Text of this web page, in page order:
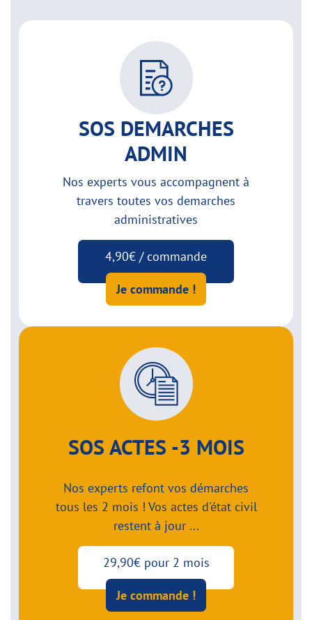
SOS DEMARCHES
ADMIN
Nos experts vous accompagnent à
travers toutes vos demarches
administratives
4,90€ / commande
Je commande !
SOS ACTES -3 MOIS
Nos experts refont vos démarches
tous les 2 mois ! Vos actes d'état civil
restent à jour ...
29,90€ pour 2 mois
Je commande !